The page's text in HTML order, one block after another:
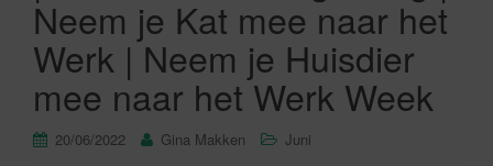
Neem je Kat mee naar het
Werk | Neem je Huisdier
mee naar het Werk Week
20/06/2022 Gina Makken Juni